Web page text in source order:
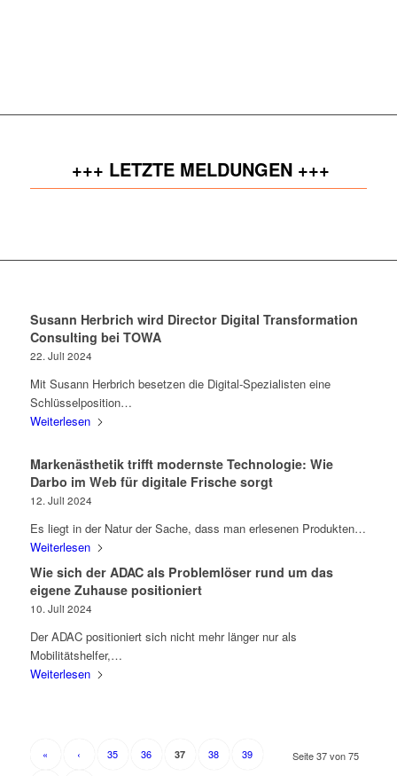
+++ LETZTE MELDUNGEN +++
Susann Herbrich wird Director Digital Transformation
Consulting bei TOWA
22. Juli 2024
Mit Susann Herbrich besetzen die Digital-Spezialisten eine
Schlüsselposition…
Weiterlesen
Markenästhetik trifft modernste Technologie: Wie
Darbo im Web für digitale Frische sorgt
12. Juli 2024
Es liegt in der Natur der Sache, dass man erlesenen Produkten…
Weiterlesen
Wie sich der ADAC als Problemlöser rund um das
eigene Zuhause positioniert
10. Juli 2024
Der ADAC positioniert sich nicht mehr länger nur als
Mobilitätshelfer,…
Weiterlesen
Seite 37 von 75
« ‹ 35 36 37 38 39